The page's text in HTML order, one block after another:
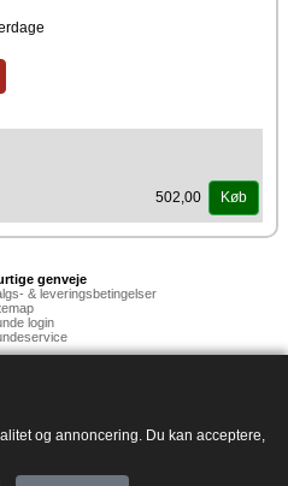
og annoncering. Du kan acceptere,
502,00 Køb
genveje
& leveringsbetingelser
login